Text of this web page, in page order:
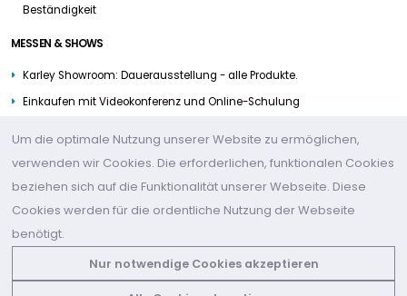
Beständigkeit
MESSEN & SHOWS
Karley Showroom: Dauerausstellung - alle Produkte.
Einkaufen mit Videokonferenz und Online-Schulung
KONTAKTIERE UNS
+49 (2361) 979231-0
Adresse: Karley Deutschland GmbH, Herner Str. 15b, 45657
Recklinghausen, Germany
Um die optimale Nutzung unserer Website zu ermöglichen,
verwenden wir Cookies. Die erforderlichen, funktionalen Cookies
beziehen sich auf die Funktionalität unserer Webseite. Diese
Cookies werden für die ordentliche Nutzung der Webseite
benötigt.
Nur notwendige Cookies akzeptieren